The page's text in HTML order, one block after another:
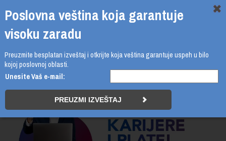
Poslovna veština koja garantuje
visoku zaradu
Preuzmite besplatan izveštaj i otkrijte koja veština garantuje uspeh u bilo
kojoj poslovnoj oblasti.
Unesite Vaš e-mail:
011 4011 210
PROGRAMI
UPIS
ŠTA DOBIJATE